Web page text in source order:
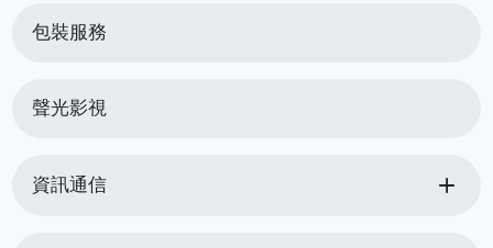
包裝服務
聲光影視
資訊通信 add